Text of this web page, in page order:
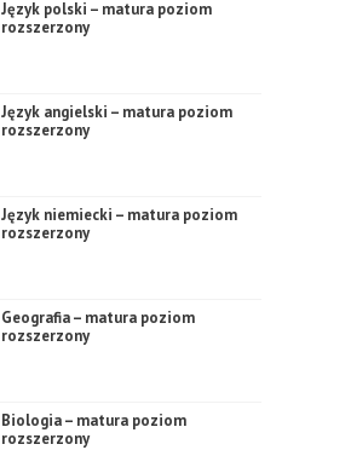
Język polski – matura poziom
rozszerzony
Język angielski – matura poziom
rozszerzony
Język niemiecki – matura poziom
rozszerzony
Geografia – matura poziom
rozszerzony
Biologia – matura poziom
rozszerzony